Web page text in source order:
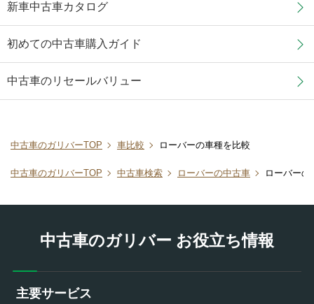
新車中古車カタログ
初めての中古車購入ガイド
中古車のリセールバリュー
中古車のガリバーTOP 車比較 ローバーの車種を比較
中古車のガリバーTOP 中古車検索 ローバーの中古車 ローバーの
中古車のガリバー お役立ち情報
主要サービス